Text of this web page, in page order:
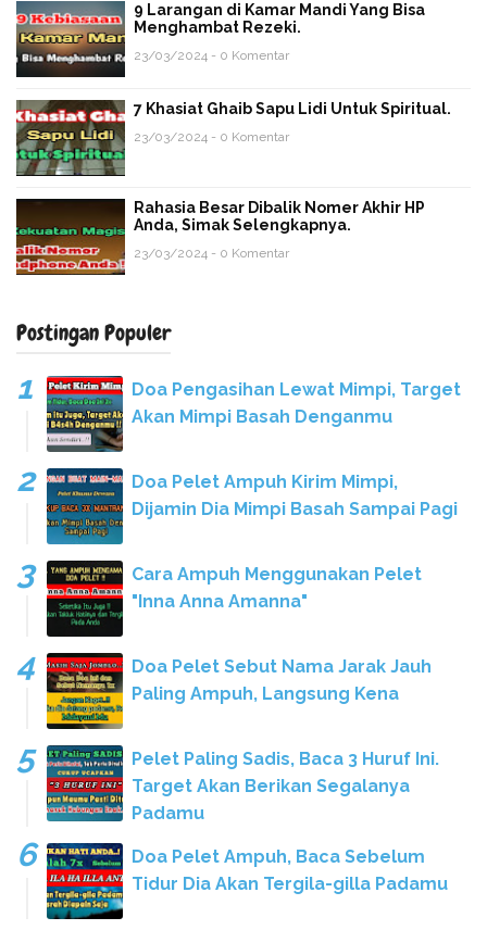
9 Larangan di Kamar Mandi Yang Bisa
Menghambat Rezeki.
23/03/2024 - 0 Komentar
7 Khasiat Ghaib Sapu Lidi Untuk Spiritual.
23/03/2024 - 0 Komentar
Rahasia Besar Dibalik Nomer Akhir HP
Anda, Simak Selengkapnya.
23/03/2024 - 0 Komentar
Postingan Populer
Doa Pengasihan Lewat Mimpi, Target
Akan Mimpi Basah Denganmu
Doa Pelet Ampuh Kirim Mimpi,
Dijamin Dia Mimpi Basah Sampai Pagi
Cara Ampuh Menggunakan Pelet
"Inna Anna Amanna"
Doa Pelet Sebut Nama Jarak Jauh
Paling Ampuh, Langsung Kena
Pelet Paling Sadis, Baca 3 Huruf Ini.
Target Akan Berikan Segalanya
Padamu
Doa Pelet Ampuh, Baca Sebelum
Tidur Dia Akan Tergila-gilla Padamu